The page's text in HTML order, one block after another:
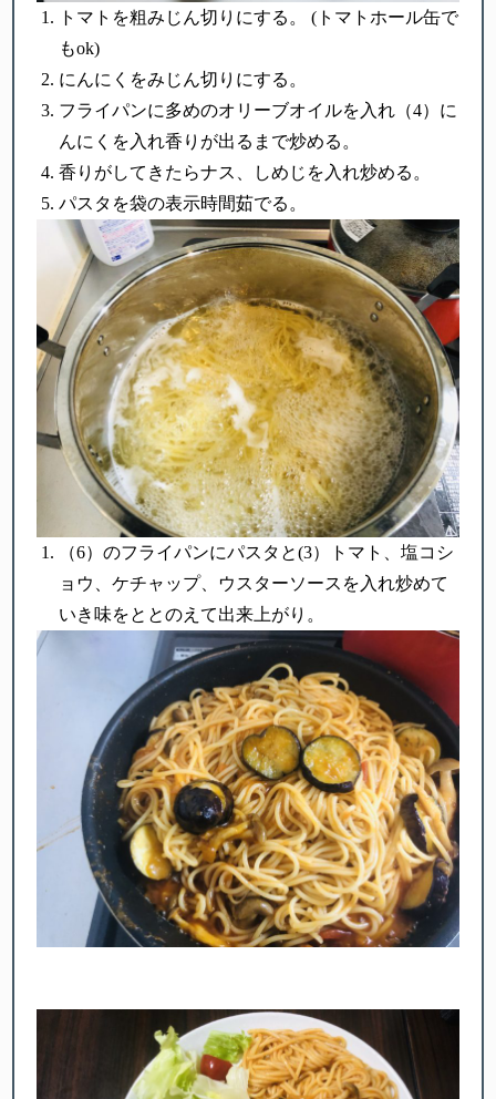
トマトを粗みじん切りにする。 (トマトホール缶で
もok)
にんにくをみじん切りにする。
フライパンに多めのオリーブオイルを入れ（4）に
んにくを入れ香りが出るまで炒める。
香りがしてきたらナス、しめじを入れ炒める。
パスタを袋の表示時間茹でる。
（6）のフライパンにパスタと(3）トマト、塩コシ
ョウ、ケチャップ、ウスターソースを入れ炒めて
いき味をととのえて出来上がり。